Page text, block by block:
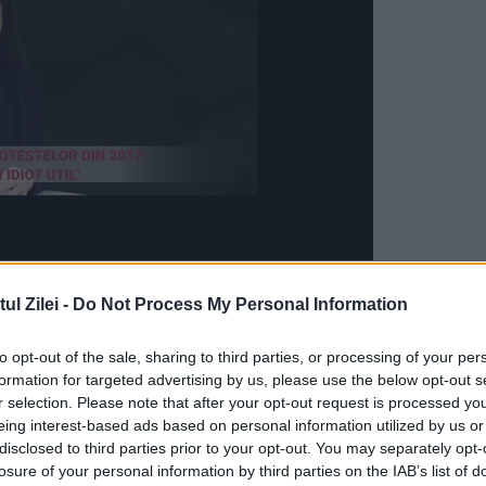
Zilei - Do Not Process My Personal Information
opt-out of the sale, sharing to third parties, or processing of your
for targeted advertising by us, please use the below opt-out
selection. Please note that after your opt-out request is processed
interest-based ads based on personal information utilized by us
to third parties prior to your opt-out. You may separately
of your personal information by third parties on the IAB’s list of
în timpul conferinței televizate a premierului
împotriva șefului PSD, alții au
extrem de jovial și pe parcursul
ar fi apelat la alcool.